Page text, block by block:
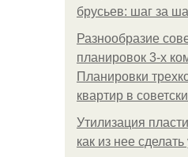
брусьев: шаг за
Разнообразие
планировок 3-х
Планировки
квартир в
Утилизация
как из нее